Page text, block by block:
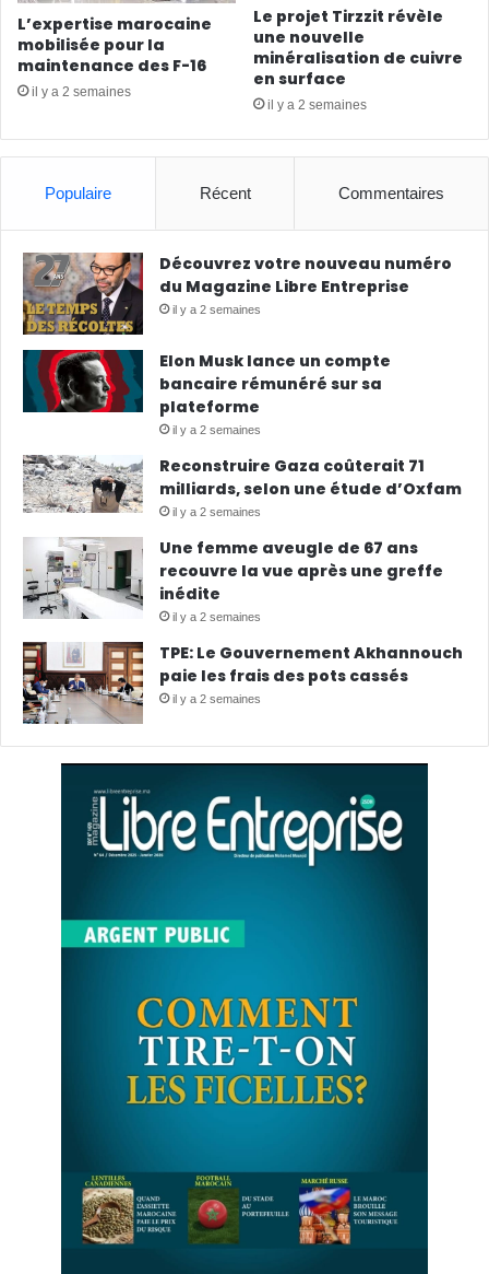
L’expertise marocaine
mobilisée pour la
maintenance des F-16
il y a 2 semaines
Le projet Tirzzit révèle
une nouvelle
minéralisation de cuivre
en surface
il y a 2 semaines
Populaire Récent Commentaires
Découvrez votre nouveau numéro
du Magazine Libre Entreprise
il y a 2 semaines
Elon Musk lance un compte
bancaire rémunéré sur sa
plateforme
il y a 2 semaines
Reconstruire Gaza coûterait 71
milliards, selon une étude d’Oxfam
il y a 2 semaines
Une femme aveugle de 67 ans
recouvre la vue après une greffe
inédite
il y a 2 semaines
TPE: Le Gouvernement Akhannouch
paie les frais des pots cassés
il y a 2 semaines